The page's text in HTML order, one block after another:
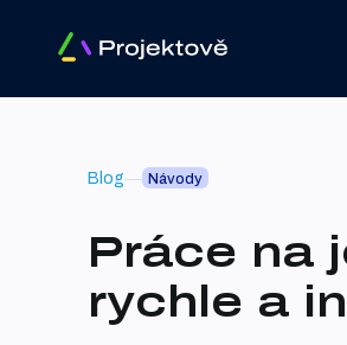
Blog Návody
Práce na
rychle a